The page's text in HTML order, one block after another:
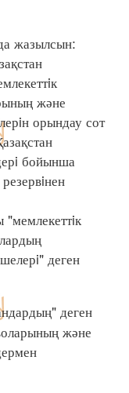
жазылсын:
және
орындау сот
бойынша
деген
деген
және